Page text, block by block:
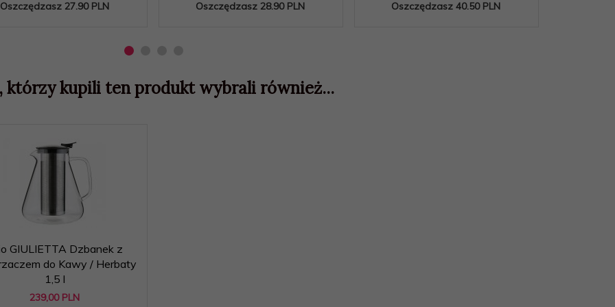
Oszczędzasz 27.90 PLN
Oszczędzasz 28.90 PLN
Oszczędzasz 40.50 PLN
którzy kupili ten produkt wybrali również...
GIULIETTA Dzbanek z
do Kawy / Herbaty
1,5 l
239,00 PLN